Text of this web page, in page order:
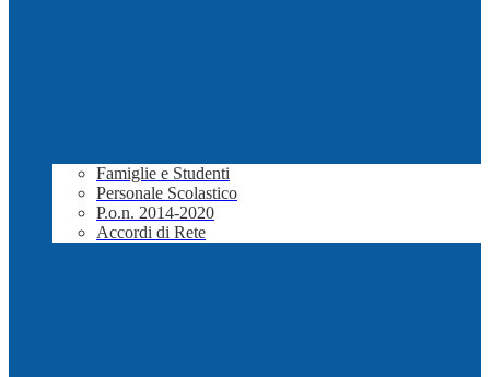
Famiglie e Studenti
Personale Scolastico
P.o.n. 2014-2020
Accordi di Rete